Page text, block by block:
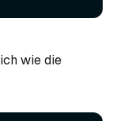
wie die